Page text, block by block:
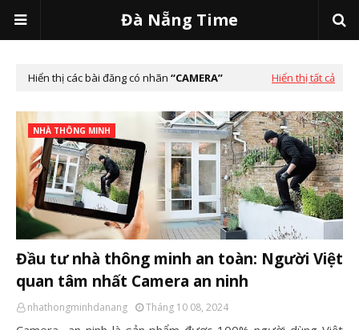
Đà Nẵng Time
Hiển thị các bài đăng có nhãn CAMERA Hiển thị tất cả
NHÀ THÔNG MINH
Đầu tư nhà thông minh an toàn: Người Việt
quan tâm nhất Camera an ninh
nhathongminhdanang Tháng 10 08, 2024